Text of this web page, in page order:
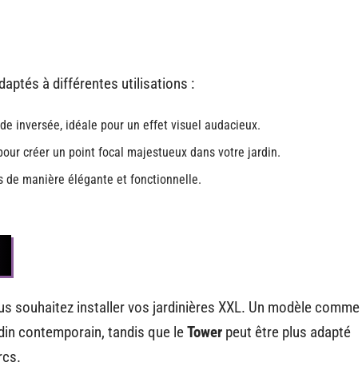
à différentes utilisations :
inversée, idéale pour un effet visuel audacieux.
créer un point focal majestueux dans votre jardin.
de manière élégante et fonctionnelle.
souhaitez installer vos jardinières XXL. Un modèle comme
contemporain, tandis que leTower peut être plus adapté